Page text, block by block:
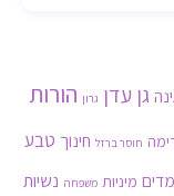
גן עדן גרון הורות
חוסר ברזל חינוך טבע
מיניות משפחה נשיות